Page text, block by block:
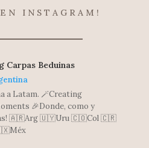
INSTAGRAM!
Carpas Beduinas
a Latam. 🪄Creating
🎉Donde, como y
🇦🇷Arg 🇺🇾Uru 🇨🇴Col 🇨🇷